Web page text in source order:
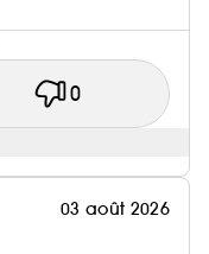
0
03 août 2026